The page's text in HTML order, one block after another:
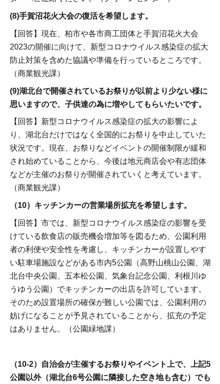
(8)手賀沼花火大会の復活を希望します。
【回答】現在、柏市や各市商工団体と手賀沼花火大会
2023の開催に向けて、新型コロナウイルス感染症の拡大
防止対策を含めた協議や準備を行っているところです。
（商業観光課）
(9)湖北台で開催されているお祭りが以前より少ない様に
思いますので、子供達の為に増やしてもらいたいです。
【回答】新型コロナウイルス感染症の拡大の影響によ
り、湖北台だけではなく全国的にお祭りを中止していた
状況です。現在、お祭りなどイベントの開催制限が緩和
され始めていることから、今後は地元商店会や有志団体
などが主催のお祭りが開催されていくと考えています。
（商業観光課）
（10）キッチンカーの営業場所拡充を希望します。
【回答】市では、新型コロナウイルス感染症の影響を受
けている飲食店の販売機会増加等を図るため、公園利用
者の利便や安全性を考慮し、キッチンカーが設置しやす
い駐車場施設などがある市内5公園（高野山桃山公園、湖
北台中央公園、五本松公園、気象台記念公園、利根川ゆ
うゆう公園）でキッチンカーの出店を許可しています。
そのため設置場所の確保が難しい公園では、公園利用の
妨げになることが予見されていることから、拡充の予定
はありません。（公園緑地課）
（10-2）自治会が主催するお祭りやイベント上で、上記5
公園以外（湖北台6号公園に隣接した空き地も含む）でも